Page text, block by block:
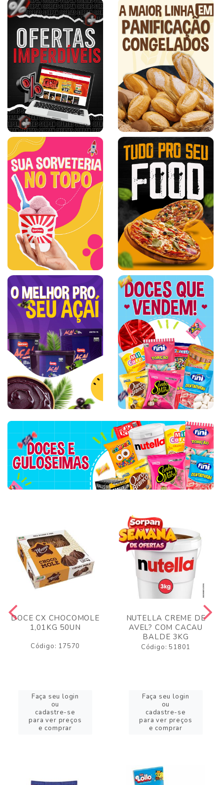
DOCE CX CHOCOMOLE
1,01KG 50UN
Código: 17570
Faça seu login
ou
cadastre-se
para ver preços
e comprar
NUTELLA CREME DE
AVEL? COM CACAU
BALDE 3KG
Código: 51801
Faça seu login
ou
cadastre-se
para ver preços
e comprar